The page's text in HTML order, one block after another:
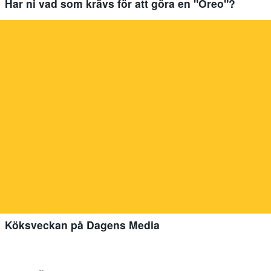
Har ni vad som krävs för att göra en "Oreo"?
Köksveckan på Dagens Media